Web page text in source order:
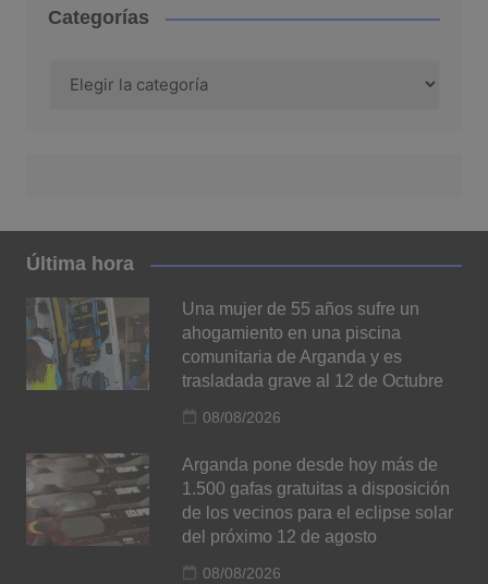
Categorías
Última hora
Una mujer de 55 años sufre un
ahogamiento en una piscina
comunitaria de Arganda y es
trasladada grave al 12 de Octubre
08/08/2026
Arganda pone desde hoy más de
1.500 gafas gratuitas a disposición
de los vecinos para el eclipse solar
del próximo 12 de agosto
08/08/2026